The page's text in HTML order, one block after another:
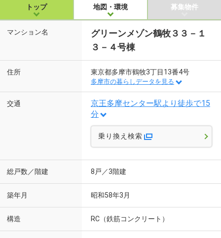
トップ 地図・環境 募集物件
マンション名
グリーンメゾン鶴牧３３－１
３－４号棟
住所 東京都多摩市鶴牧3丁目13番4号
多摩市の暮らしデータを見る
交通
京王多摩センター駅より徒歩で15
分
乗り換え検索
総戸数／階建 8戸／3階建
築年月 昭和58年3月
構造 RC（鉄筋コンクリート）